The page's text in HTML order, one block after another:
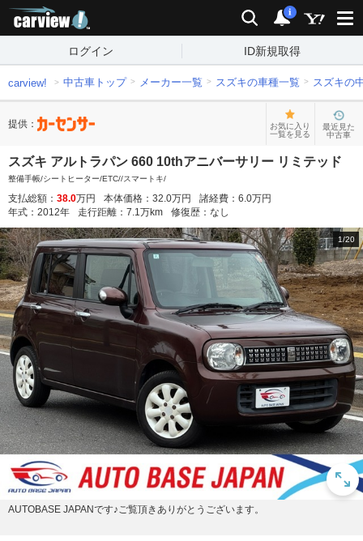
検索 通知
i
ログイン ID新規取得
carview! 中古車トップ メーカー一覧 スズキの車種一覧 スズキの
提供：
お気に入り
一覧を見る
最近見た
中古車
スズキ アルトラパン 660 10thアニバーサリー リミテッド
整備手帳/シートヒーター/ETC//スマートキ/
支払総額： 38.0万円 本体価格： 32.0万円 諸経費： 6.0万円
年式： 2012年 走行距離： 7.1万km 修復歴： なし
1/20
AUTOBASE JAPANです♪ご覧頂きありがとうございます。